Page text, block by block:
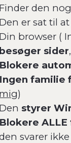
Finder den
Den er sat til at
Din browser (
besøger sider
Blokere
Ingen familie
mig)
Den styrer
Blokere
svarer